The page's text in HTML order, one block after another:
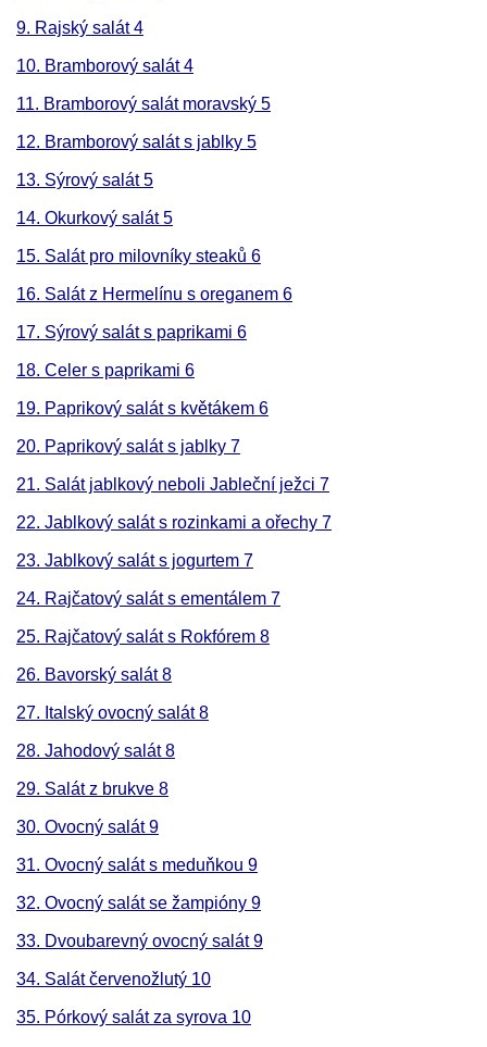
9. Rajský salát 4
10. Bramborový salát 4
11. Bramborový salát moravský 5
12. Bramborový salát s jablky 5
13. Sýrový salát 5
14. Okurkový salát 5
15. Salát pro milovníky steaků 6
16. Salát z Hermelínu s oreganem 6
17. Sýrový salát s paprikami 6
18. Celer s paprikami 6
19. Paprikový salát s květákem 6
20. Paprikový salát s jablky 7
21. Salát jablkový neboli Jableční ježci 7
22. Jablkový salát s rozinkami a ořechy 7
23. Jablkový salát s jogurtem 7
24. Rajčatový salát s ementálem 7
25. Rajčatový salát s Rokfórem 8
26. Bavorský salát 8
27. Italský ovocný salát 8
28. Jahodový salát 8
29. Salát z brukve 8
30. Ovocný salát 9
31. Ovocný salát s meduňkou 9
32. Ovocný salát se žampióny 9
33. Dvoubarevný ovocný salát 9
34. Salát červenožlutý 10
35. Pórkový salát za syrova 10